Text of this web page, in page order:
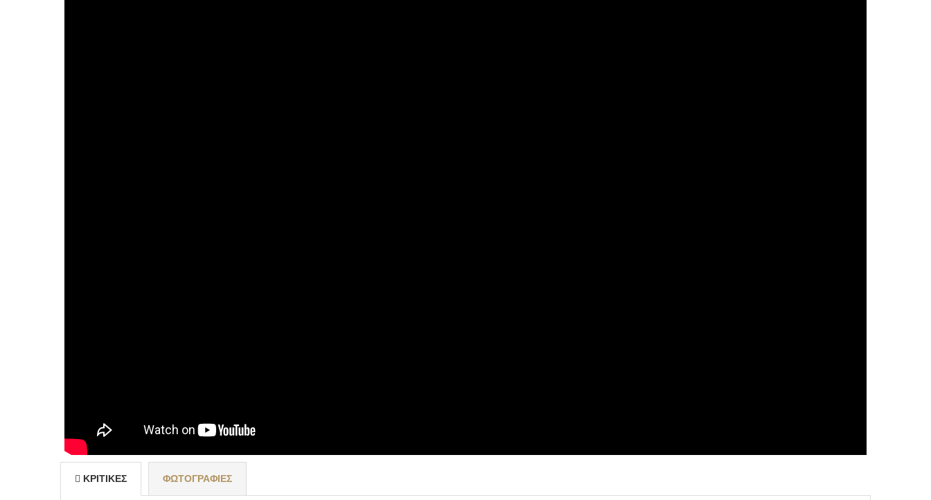
ΚΡΙΤΙΚΈΣ ΦΩΤΟΓΡΑΦΊΕΣ